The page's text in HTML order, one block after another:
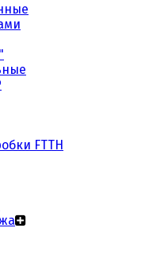
FTTH